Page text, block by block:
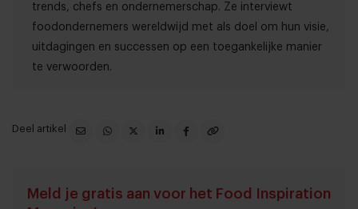
trends, chefs en ondernemerschap. Ze interviewt
foodondernemers wereldwijd met als doel om hun visie,
uitdagingen en successen op een toegankelijke manier
te verwoorden.
Deel artikel
Meld je gratis aan voor het Food Inspiration